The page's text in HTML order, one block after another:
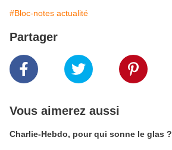
#Bloc-notes actualité
Partager
Vous aimerez aussi
Charlie-Hebdo, pour qui sonne le glas ?